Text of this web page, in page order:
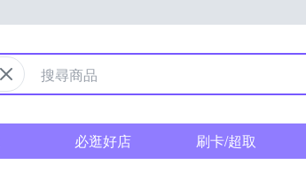
必逛好店 刷卡/超取